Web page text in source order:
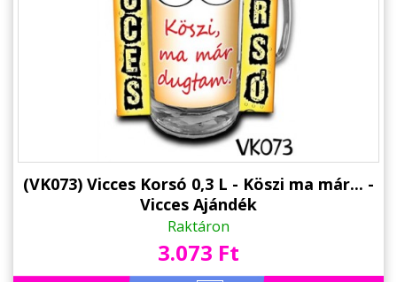
(VK073) Vicces Korsó 0,3 L - Köszi ma már... -
Vicces Ajándék
Raktáron
3.073 Ft